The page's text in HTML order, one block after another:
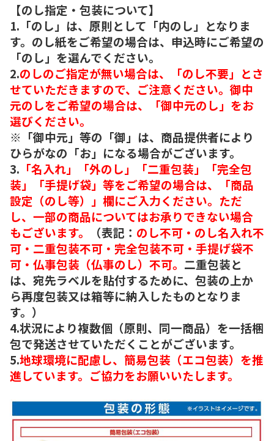
【のし指定・包装について】
1.「のし」は、原則として「内のし」となりま
す。のし紙をご希望の場合は、申込時にご希望の
「のし」を選んでください。
2.のしのご指定が無い場合は、「のし不要」とさ
せていただきますので、ご注意ください。御中
元のしをご希望の場合は、「御中元のし」をお
選びください。
※「御中元」等の「御」は、商品提供者により
ひらがなの「お」になる場合がございます。
3. 「名入れ」「外のし」「二重包装」「完全包
装」「手提げ袋」等をご希望の場合は、「商品
設定（のし等）」欄にご入力ください。ただ
し、一部の商品についてはお承りできない場合
もございます。
（表記： のし不可・のし名入れ不
可・二重包装不可・完全包装不可・手提げ袋不
可・仏事包装（仏事のし）不可。 二重包装と
は、宛先ラベルを貼付するために、包装の上か
ら再度包装又は箱等に納入したものとなりま
す。）
4.状況により複数個（原則、同一商品）を一括梱
包で発送させていただくことがございます。
5.地球環境に配慮し、簡易包装（エコ包装）を推
進しています。ご協力をお願いいたします。